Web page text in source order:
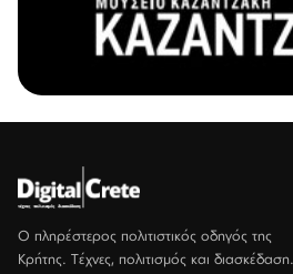
Ο πληρέστερος πολιτιστικός οδηγός της
Κρήτης. Τέχνες, πολιτισμός και διασκέδαση.